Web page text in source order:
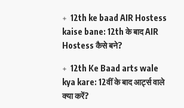
12th ke baad AIR Hostess
kaise bane: 12th के बाद AIR
Hostess कैसे बने?
12th Ke Baad arts wale
kya kare: 12वीं के बाद आर्ट्स वाले
क्या करें?